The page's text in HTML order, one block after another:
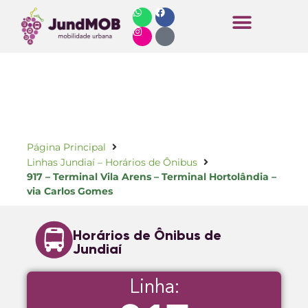
Página Principal
Linhas Jundiaí – Horários de Ônibus
917 – Terminal Vila Arens – Terminal Hortolândia –
via Carlos Gomes
Horários de Ônibus de
Jundiaí
Linha: